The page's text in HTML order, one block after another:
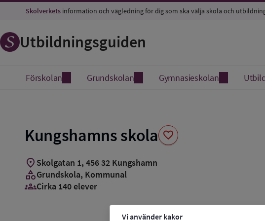
Vi använder kakor
Skolverkets information och vägledning för dig som ska välja skola och
Utbildningsguiden
Förskolan Grundskolan Gymnasieskolan
Kungshamns skola favorite
Spara
location_on Skolgatan 1, 456 32 Kungshamn
categoryGrundskola, Kommunal
groups_3Cirka 140 elever